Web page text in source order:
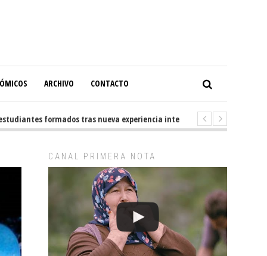
ARCHIVO CONTACTO
formados tras nueva experiencia internacional en Buenos Aires
CANAL PRIMERA NOTA